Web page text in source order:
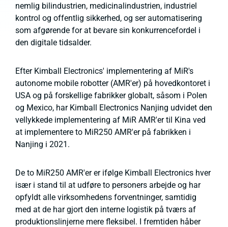
nemlig bilindustrien, medicinalindustrien, industriel
kontrol og offentlig sikkerhed, og ser automatisering
som afgørende for at bevare sin konkurrencefordel i
den digitale tidsalder.
Efter Kimball Electronics' implementering af MiR's
autonome mobile robotter (AMR'er) på hovedkontoret i
USA og på forskellige fabrikker globalt, såsom i Polen
og Mexico, har Kimball Electronics Nanjing udvidet den
vellykkede implementering af MiR AMR'er til Kina ved
at implementere to MiR250 AMR'er på fabrikken i
Nanjing i 2021.
De to MiR250 AMR'er er ifølge Kimball Electronics hver
især i stand til at udføre to personers arbejde og har
opfyldt alle virksomhedens forventninger, samtidig
med at de har gjort den interne logistik på tværs af
produktionslinjerne mere fleksibel. I fremtiden håber